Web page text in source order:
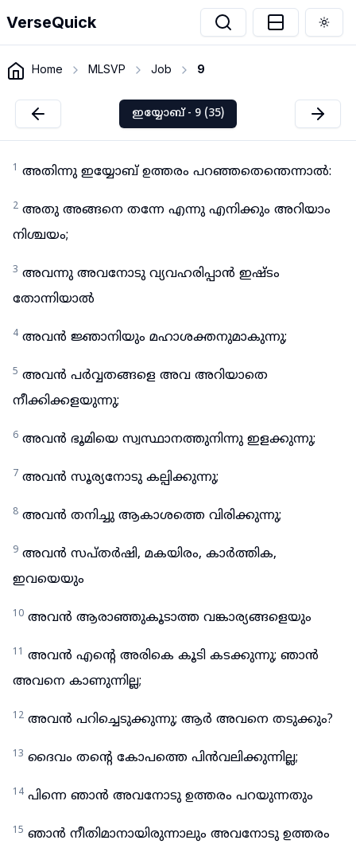
VerseQuick
Home MLSVP Job 9
ഇയ്യോബ് - 9 (35)
1 അതിന്നു ഇയ്യോബ് ഉത്തരം പറഞ്ഞതെന്തെന്നാൽ:
2 അതു അങ്ങനെ തന്നേ എന്നു എനിക്കും അറിയാം
നിശ്ചയം;
3 അവന്നു അവനോടു വ്യവഹരിപ്പാൻ ഇഷ്ടം
തോന്നിയാൽ
4 അവൻ ജ്ഞാനിയും മഹാശക്തനുമാകുന്നു;
5 അവൻ പർവ്വതങ്ങളെ അവ അറിയാതെ
നീക്കിക്കളയുന്നു;
6 അവൻ ഭൂമിയെ സ്വസ്ഥാനത്തുനിന്നു ഇളക്കുന്നു;
7 അവൻ സൂര്യനോടു കല്പിക്കുന്നു;
8 അവൻ തനിച്ചു ആകാശത്തെ വിരിക്കുന്നു;
9 അവൻ സപ്തർഷി, മകയിരം, കാർത്തിക,
ഇവയെയും
10 അവൻ ആരാഞ്ഞുകൂടാത്ത വങ്കാര്യങ്ങളെയും
11 അവൻ എന്റെ അരികെ കൂടി കടക്കുന്നു; ഞാൻ
അവനെ കാണുന്നില്ല;
12 അവൻ പറിച്ചെടുക്കുന്നു; ആർ അവനെ തടുക്കും?
13 ദൈവം തന്റെ കോപത്തെ പിൻവലിക്കുന്നില്ല;
14 പിന്നെ ഞാൻ അവനോടു ഉത്തരം പറയുന്നതും
15 ഞാൻ നീതിമാനായിരുന്നാലും അവനോടു ഉത്തരം